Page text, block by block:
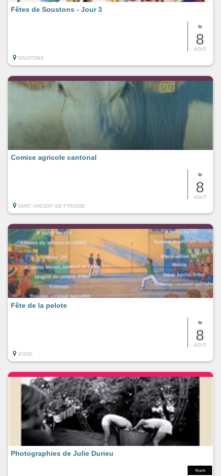
le
8
AOUT
Fêtes de Soustons - Jour 3
SOUSTONS
le
8
AOUT
Comice agricole cantonal
SAINT-VINCENT-DE-TYROSSE
le
8
AOUT
Fête de la pelote
JOSSE
from
Photographies de Julie Durieu